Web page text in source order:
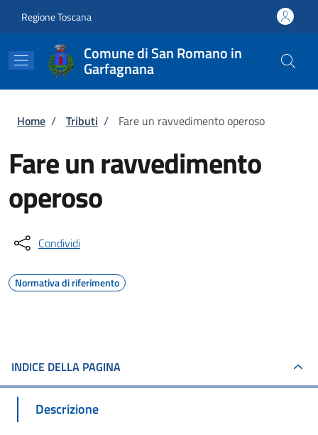
Regione Toscana
Comune di San Romano in
Garfagnana
Briciole di pane
Home / Tributi / Fare un ravvedimento operoso
Fare un ravvedimento
operoso
Condividi
Normativa di riferimento
INDICE DELLA PAGINA
Descrizione